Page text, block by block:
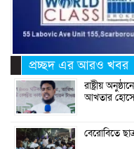
প্রচ্ছদ এর আরও খবর
রাষ্ট্রীয়
আখতার
বেরোবিতে